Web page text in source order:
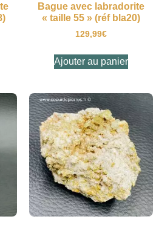
Bague avec labradorite
« taille 55 » (réf bla20)
129,99€
Ajouter au panier